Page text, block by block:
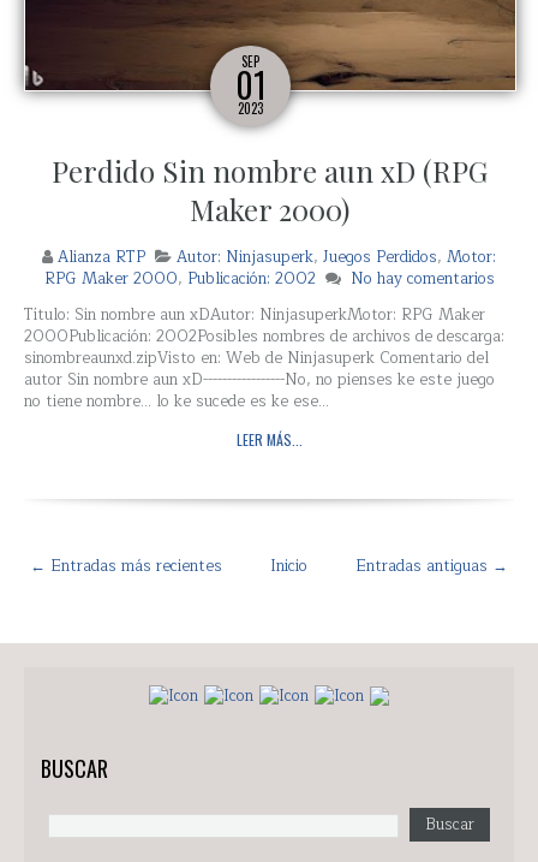
SEP
01
2023
Perdido Sin nombre aun xD (RPG
Maker 2000)
Alianza RTP Autor: Ninjasuperk, Juegos Perdidos, Motor:
RPG Maker 2000, Publicación: 2002
No hay comentarios
Título: Sin nombre aun xDAutor: NinjasuperkMotor: RPG Maker
2000Publicación: 2002Posibles nombres de archivos de descarga:
sinombreaunxd.zipVisto en: Web de Ninjasuperk Comentario del
autor Sin nombre aun xD-----------------No, no pienses ke este juego
no tiene nombre... lo ke sucede es ke ese...
LEER MÁS...
← Entradas más recientes Entradas antiguas →
Inicio
BUSCAR